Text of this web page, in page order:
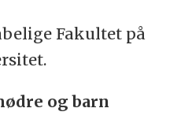
Fakultet på
og barn